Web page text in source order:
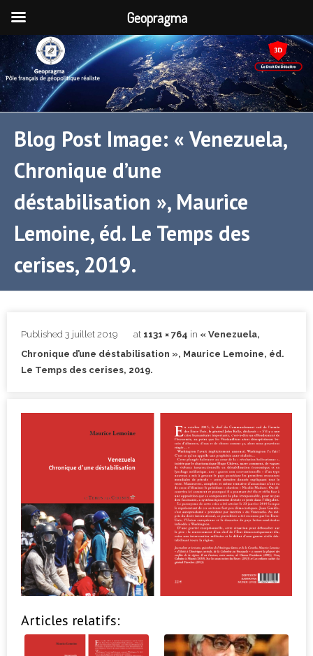
Blog Post Image: « Venezuela,
Chronique d’une
déstabilisation », Maurice
Lemoine, éd. Le Temps des
cerises, 2019.
Published 3 juillet 2019 at 1131 × 764 in « Venezuela,
Chronique d’une déstabilisation », Maurice Lemoine, éd.
Le Temps des cerises, 2019.
Articles relatifs:
Geopragma